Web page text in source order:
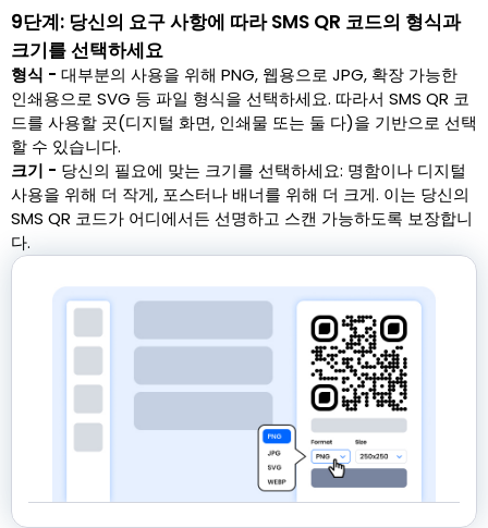
9단계: 당신의 요구 사항에 따라 SMS QR 코드의 형식과
크기를 선택하세요
형식 - 대부분의 사용을 위해 PNG, 웹용으로 JPG, 확장 가능한
인쇄용으로 SVG 등 파일 형식을 선택하세요. 따라서 SMS QR 코
드를 사용할 곳(디지털 화면, 인쇄물 또는 둘 다)을 기반으로 선택
할 수 있습니다.
크기 - 당신의 필요에 맞는 크기를 선택하세요: 명함이나 디지털
사용을 위해 더 작게, 포스터나 배너를 위해 더 크게. 이는 당신의
SMS QR 코드가 어디에서든 선명하고 스캔 가능하도록 보장합니
다.